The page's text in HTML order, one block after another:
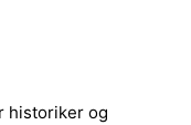
historiker og